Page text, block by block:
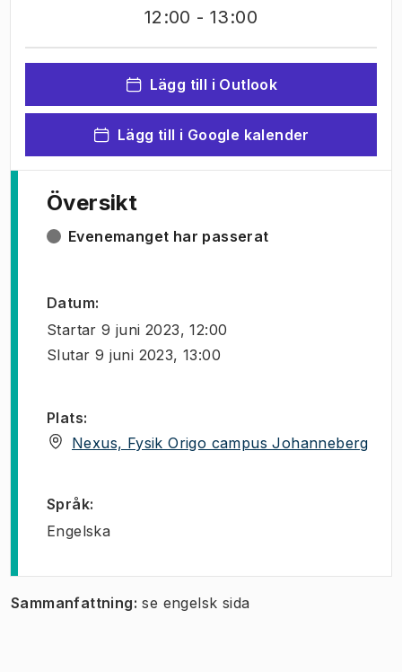
12:00 - 13:00
Lägg till i Outlook
Lägg till i Google kalender
Översikt
Evenemanget har passerat
Datum:
Startar 9 juni 2023, 12:00
Slutar 9 juni 2023, 13:00
Plats:
Nexus, Fysik Origo campus Johanneberg(
Språk:
Engelska
Sammanfattning: se engelsk sida